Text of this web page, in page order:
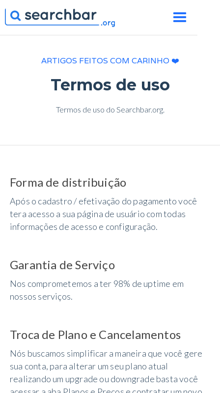
ARTIGOS FEITOS COM CARINHO ❤️
Termos de uso
Termos de uso do Searchbar.org.
Forma de distribuição
Após o cadastro / efetivação do pagamento você
tera acesso a sua página de usuário com todas
informações de acesso e configuração.
Garantia de Serviço
Nos comprometemos a ter 98% de uptime em
nossos serviços.
Troca de Plano e Cancelamentos
Nós buscamos simplificar a maneira que você gere
sua conta, para alterar um seu plano atual
realizando um upgrade ou downgrade basta você